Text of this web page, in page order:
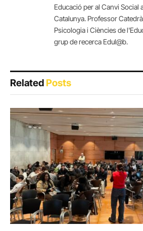
Educació per al Canvi Social
Catalunya. Professor
Psicologia i Ciències de
grup de recerca Edul@b.
RelatedPosts